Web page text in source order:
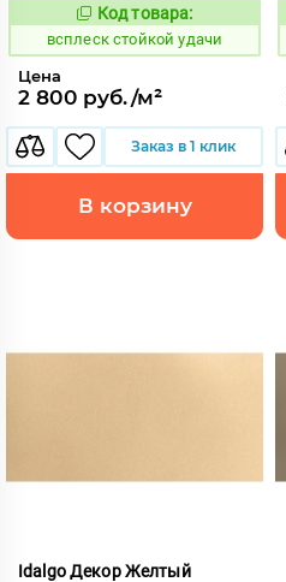
246735
Код товара:
всплеск стойкой удачи
Цена
2 800 руб./м²
Заказ в 1 клик
В корзину
Idalgo Декор Желтый